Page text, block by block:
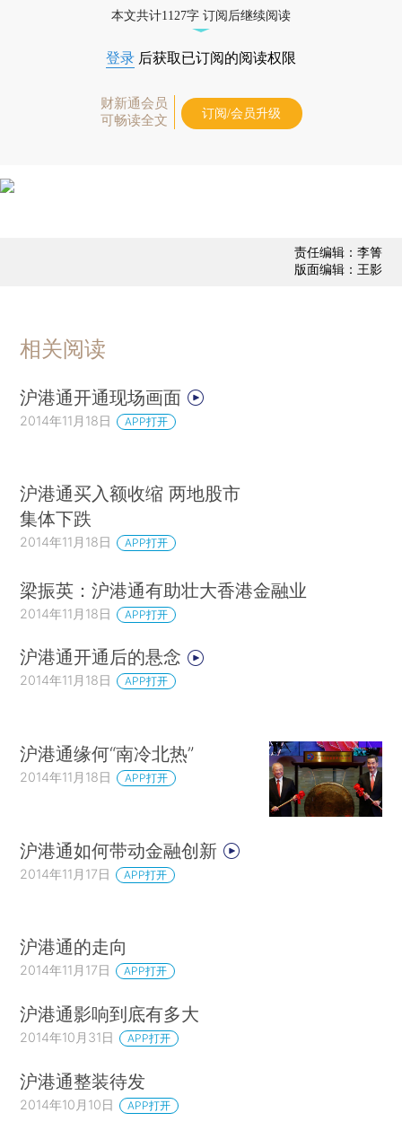
本文共计1127字 订阅后继续阅读
登录 后获取已订阅的阅读权限
财新通会员
可畅读全文
订阅/会员升级
责任编辑：李箐
版面编辑：王影
相关阅读
沪港通开通现场画面
2014年11月18日 APP打开
沪港通买入额收缩 两地股市
集体下跌
2014年11月18日 APP打开
梁振英：沪港通有助壮大香港金融业
2014年11月18日 APP打开
沪港通开通后的悬念
2014年11月18日 APP打开
沪港通缘何“南冷北热”
2014年11月18日 APP打开
沪港通如何带动金融创新
2014年11月17日 APP打开
沪港通的走向
2014年11月17日 APP打开
沪港通影响到底有多大
2014年10月31日 APP打开
沪港通整装待发
2014年10月10日 APP打开